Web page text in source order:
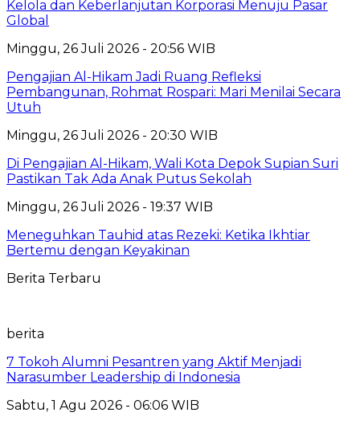
Kelola dan Keberlanjutan Korporasi Menuju Pasar
Global
Minggu, 26 Juli 2026 - 20:56 WIB
Pengajian Al-Hikam Jadi Ruang Refleksi
Pembangunan, Rohmat Rospari: Mari Menilai Secara
Utuh
Minggu, 26 Juli 2026 - 20:30 WIB
Di Pengajian Al-Hikam, Wali Kota Depok Supian Suri
Pastikan Tak Ada Anak Putus Sekolah
Minggu, 26 Juli 2026 - 19:37 WIB
Meneguhkan Tauhid atas Rezeki: Ketika Ikhtiar
Bertemu dengan Keyakinan
Berita Terbaru
berita
7 Tokoh Alumni Pesantren yang Aktif Menjadi
Narasumber Leadership di Indonesia
Sabtu, 1 Agu 2026 - 06:06 WIB